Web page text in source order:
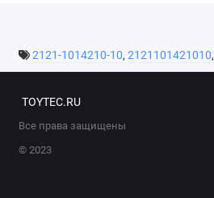
2121-1014210-10, 2121101421010,
TOYTEC.RU
Все права защищены
© 2023